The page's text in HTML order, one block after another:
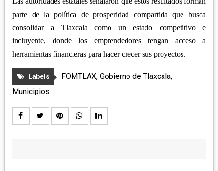
parte de la política de prosperidad compartida que busca
consolidar a Tlaxcala como un estado competitivo e
incluyente, donde los emprendedores tengan acceso a
herramientas financieras para hacer crecer sus proyectos.
Labels FOMTLAX, Gobierno de Tlaxcala,
Municipios